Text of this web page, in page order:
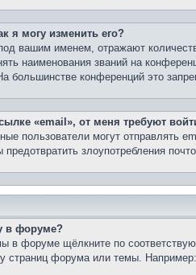
я могу изменить его?
вашим именем, отражают
наименования званий на
большинстве конференций это
«email», от меня требуют
пользователи могут
предотвратить злоупотребления
в форуме?
в форуме щёлкните по
страниц форума или темы.